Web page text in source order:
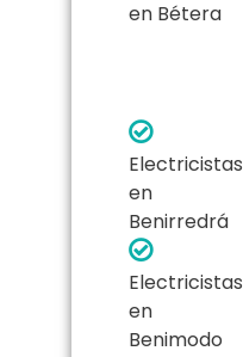
en Bétera
Electricistas
en
Benirredrá
Electricistas
en
Benimodo